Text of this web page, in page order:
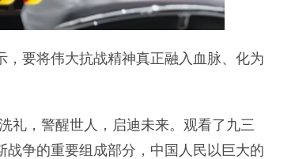
要将伟大抗战精神真正融入血脉、化为
，警醒世人，启迪未来。观看了九三
争的重要组成部分，中国人民以巨大的